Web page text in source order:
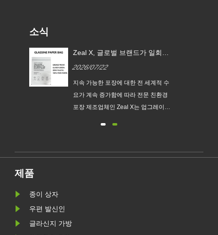
소식
Zeal X, 글로벌 브랜드가 일회용
록 맞춤형 글라신지 종이 봉투
출시
2026/07/22
지속 가능한 포장에 대한 전 세계적 수
요가 계속 증가함에 따라 전문 친환경
포장 제조업체인 Zeal X는 업그레이드
이 신제품은 투명성, 재활용성, 내유성
제품
종이 상자
우편 발신인
글라신지 가방